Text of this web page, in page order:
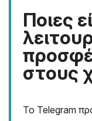
Ποιες
στους
Το Telegram